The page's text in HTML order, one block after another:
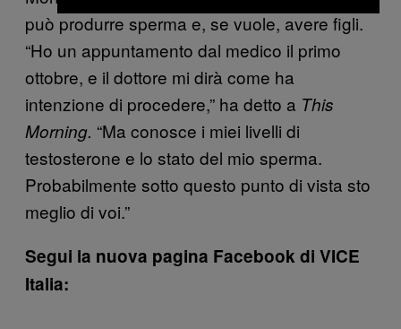
può produrre sperma e, se vuole, avere figli.
“Ho un appuntamento dal medico il primo
ottobre, e il dottore mi dirà come ha
intenzione di procedere,” ha detto a This
Morning. “Ma conosce i miei livelli di
testosterone e lo stato del mio sperma.
Probabilmente sotto questo punto di vista sto
meglio di voi.”
Segui la nuova pagina Facebook di VICE
Italia: